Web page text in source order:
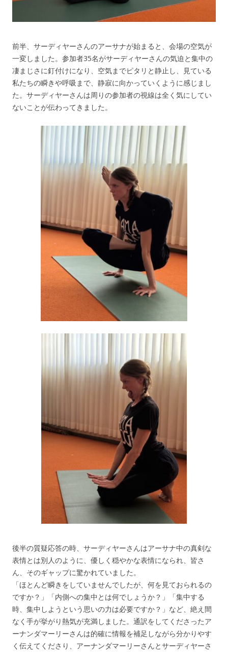
前半、サーディヤーさんのアーサナが始まると、会場の空気が
一変しました。参加者35名がサーディヤーさんの気迫と集中の
凄まじさに釘付けになり、空気までピタリと静止し、見ている
私たちの瞬きや呼吸まで、静寂に向かっていくように感じまし
た。サーディヤーさんは周りの参加者の視線は全く気にしてい
ないことが伝わってきました。
後半の質疑応答の時、サーディヤーさんはアーサナ中の真剣な
表情とは別人のように、優しく穏やかな表情になられ、皆さ
ん、そのギャップに驚かれていました。
「ほとんど瞬きをしていませんでしたが、何を見ておられるの
ですか？」「内側への集中とは何でしょうか？」「集中する
時、集中しようという思いの力は必要ですか？」など、絶え間
なく手が挙がり熱気が充満しました。通訳をしてくださったア
ーナンダマーリーさんは的確に情報を補足しながら分かりやす
く伝えてくださり、アーナンダマーリーさんとサーディヤーさ